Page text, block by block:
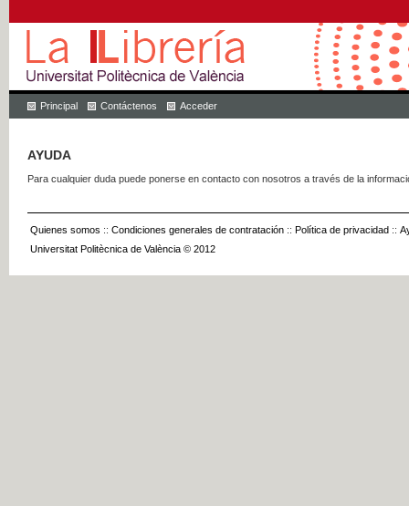
Principal Contáctenos Acceder
AYUDA
Para cualquier duda puede ponerse en contacto con nosotros a través de la
Quienes somos :: Condiciones generales de contratación :: Política de privacidad ::
Universitat Politècnica de València © 2012